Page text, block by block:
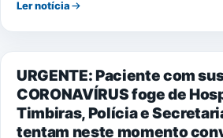
Ler notícia
CORONAVÍRUS
URGENTE: Paciente com
CORONAVÍRUS foge de
Timbiras, Polícia e
tentam neste momento